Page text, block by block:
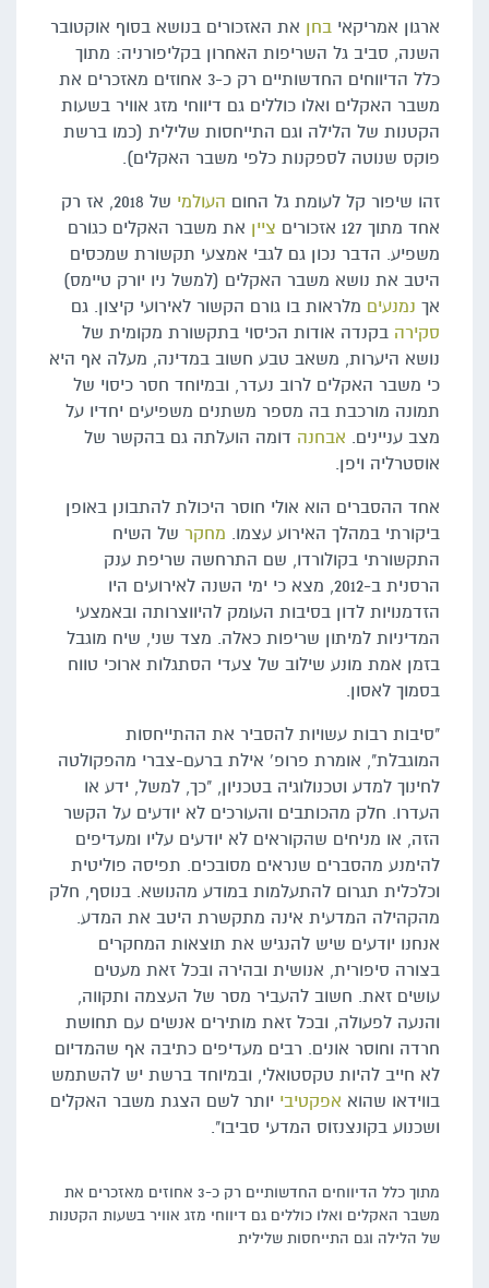
ארגון אמריקאי בחן את האזכורים בנושא בסוף אוקטובר
השנה, סביב גל השריפות האחרון בקליפורניה: מתוך
כלל הדיווחים החדשותיים רק כ-3 אחוזים מאזכרים את
משבר האקלים ואלו כוללים גם דיווחי מזג אוויר בשעות
הקטנות של הלילה וגם התייחסות שלילית (כמו ברשת
פוקס שנוטה לספקנות כלפי משבר האקלים).
זהו שיפור קל לעומת גל החום העולמי
של 2018, אז רק
אחד מתוך 127 אזכורים
ציין את משבר האקלים כגורם
משפיע. הדבר נכון גם לגבי אמצעי תקשורת שמכסים
היטב את נושא משבר האקלים (למשל ניו יורק טיימס)
אך נמנעים מלראות בו גורם הקשור לאירועי קיצון. גם
סקירה בקנדה אודות הכיסוי בתקשורת מקומית של
נושא היערות, משאב טבע חשוב במדינה, מעלה אף היא
כי משבר האקלים לרוב נעדר, ובמיוחד חסר כיסוי של
תמונה מורכבת בה מספר משתנים משפיעים יחדיו על
מצב עניינים. אבחנה דומה הועלתה גם בהקשר של
אוסטרליה ויפן.
אחד ההסברים הוא אולי חוסר היכולת להתבונן באופן
ביקורתי במהלך האירוע עצמו. מחקר של השיח
התקשורתי בקולורדו, שם התרחשה שריפת ענק
הרסנית ב-2012, מצא כי ימי השנה לאירועים היו
הזדמנויות לדון בסיבות העומק להיווצרותה ובאמצעי
המדיניות למיתון שריפות כאלה. מצד שני, שיח מוגבל
בזמן אמת מונע שילוב של צעדי הסתגלות ארוכי טווח
בסמוך לאסון.
"סיבות רבות עשויות להסביר את ההתייחסות
המוגבלת", אומרת פרופ' אילת ברעם-צברי מהפקולטה
לחינוך למדע וטכנולוגיה בטכניון, "כך, למשל, ידע או
העדרו. חלק מהכותבים והעורכים לא יודעים על הקשר
הזה, או מניחים שהקוראים לא יודעים עליו ומעדיפים
להימנע מהסברים שנראים מסובכים. תפיסה פוליטית
וכלכלית תגרום להתעלמות במודע מהנושא. בנוסף, חלק
מהקהילה המדעית אינה מתקשרת היטב את המדע.
אנחנו יודעים שיש להנגיש את תוצאות המחקרים
בצורה סיפורית, אנושית ובהירה ובכל זאת מעטים
עושים זאת. חשוב להעביר מסר של העצמה ותקווה,
והנעה לפעולה, ובכל זאת מותירים אנשים עם תחושת
חרדה וחוסר אונים. רבים מעדיפים כתיבה אף שהמדיום
לא חייב להיות טקסטואלי, ובמיוחד ברשת יש להשתמש
בווידאו שהוא אפקטיבי יותר לשם הצגת משבר האקלים
ושכנוע בקונצנזוס המדעי סביבו".
מתוך כלל הדיווחים החדשותיים רק כ-3 אחוזים מאזכרים את
משבר האקלים ואלו כוללים גם דיווחי מזג אוויר בשעות הקטנות
של הלילה וגם התייחסות שלילית